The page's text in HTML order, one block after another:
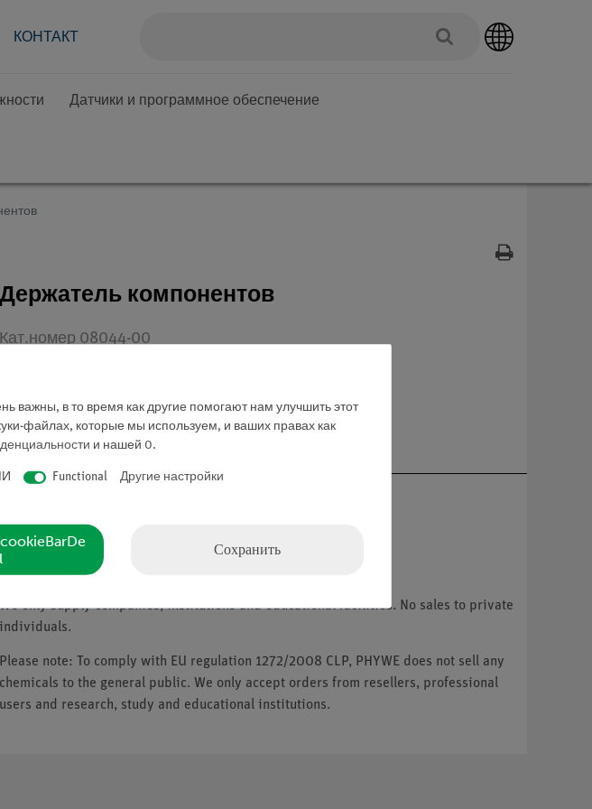
КОНТАКТ
Датчики и программное обеспечение
Держатель компонентов
Кат.номер 08044-00
Запросить предложение
Please note
* Prices subject to VAT.
We only supply companies, institutions and educational facilities. No sales to private
individuals.
Please note: To comply with EU regulation 1272/2008 CLP, PHYWE does not sell any
chemicals to the general public. We only accept orders from resellers, professional
users and research, study and educational institutions.
важны, в то время как другие помогают нам улучшить этот
файлах, которые мы используем, и ваших правах как
и нашей 0.
Functional Другие настройки
Сохранить